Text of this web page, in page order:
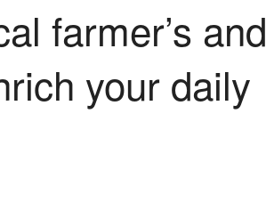
farmer’s and
your daily